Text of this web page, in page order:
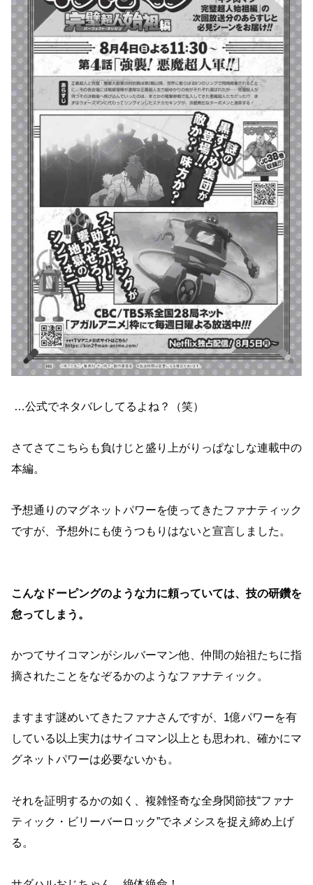
…公式でネタバレしてるよね？（笑）
さてさてこちらも負けじと盛り上がりっぱなしな連載中の
本編。
予想通りのマグネットパワーを使ってきたファナティック
ですが、予想外にも使うつもりはないと宣言しました。
こんなドーピングのような力に頼っていては、技の研鑽を
怠ってしまう。
かつてサイコマンがシルバーマン他、仲間の始祖たちに指
摘されたことをなぞるかのようなファナティック。
ますます謎めいてきたファナさんですが、1億パワーを有
している以上実力はサイコマン以上とも思われ、確かにマ
グネットパワーは必要ないかも。
それを証明するかの如く、複雑怪奇な全身関節技“ファナ
ティック・ビリーバーロック”でネメシスを捉え締め上げ
る。